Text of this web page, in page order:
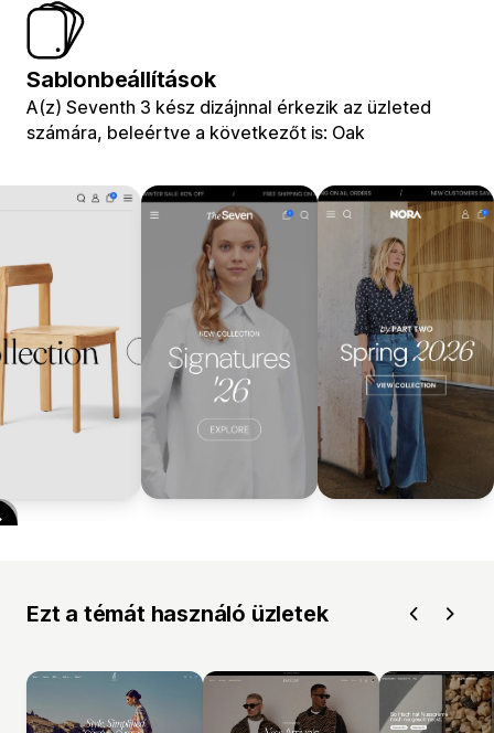
Sablonbeállítások
A(z) Seventh 3 kész dizájnnal érkezik az üzleted
számára, beleértve a következőt is: Oak
Ezt a témát használó üzletek